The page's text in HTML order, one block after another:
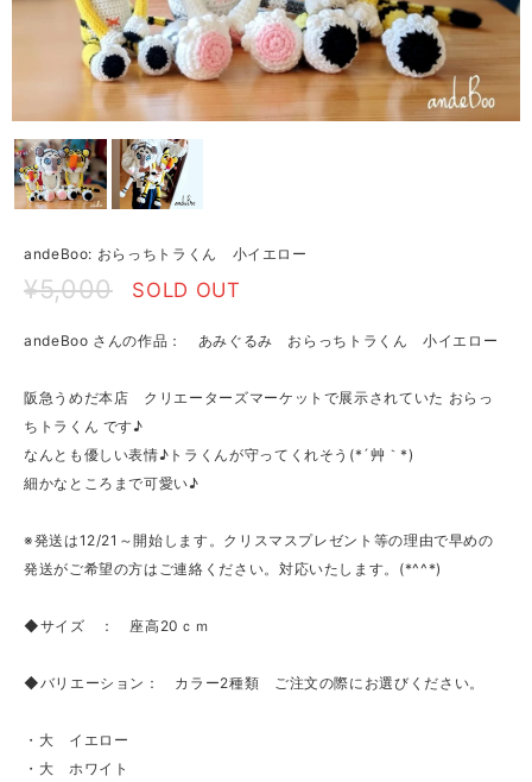
andeBoo: おらっちトラくん 小イエロー
¥5,000 SOLD OUT
andeBoo さんの作品： あみぐるみ おらっちトラくん 小イエロー
阪急うめだ本店 クリエーターズマーケットで展示されていた おらっ
ちトラくん です♪
なんとも優しい表情♪トラくんが守ってくれそう(*´艸｀*)
細かなところまで可愛い♪
※発送は12/21～開始します。クリスマスプレゼント等の理由で早めの
発送がご希望の方はご連絡ください。対応いたします。(*^^*)
◆サイズ ： 座高20ｃｍ
◆バリエーション： カラー2種類 ご注文の際にお選びください。
・大 イエロー
・大 ホワイト